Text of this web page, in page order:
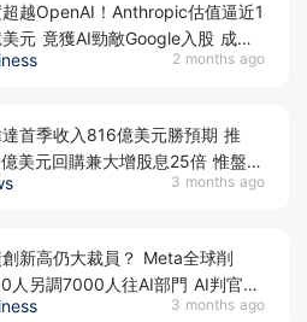
2 months ago
越OpenAI！Anthropic估值逼近1
元 竟獲AI勁敵Google入股 成全
錢AI初創
3 months ago
首季收入816億美元勝預期 推
美元回購兼大增股息25倍 惟盤後
1％揭兩大憂慮
3 months ago
新高仍大裁員？ Meta全球削
人另調7000人往AI部門 AI判官亂
戶口害苦小商家